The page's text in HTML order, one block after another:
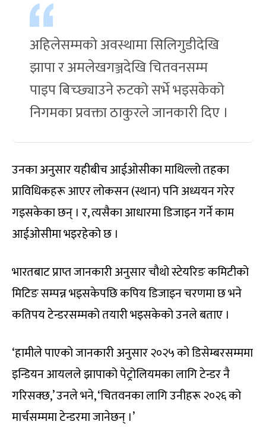
अहिलेसम्मको अवस्थामा सिलिगुडीदेखि
झापा र अमलेखगञ्जदेखि चितवनसम्म
पाइप बिच्छ्याउने रुटको सर्भे भइसकेको
निगमका प्रवक्ता ठाकुरले जानकारी दिए ।
उनका अनुसार यहीबीच आईओसीका माथिल्लो तहका
प्राविधिकहरू आएर लोकसन (स्थान) पनि अध्ययन गरेर
गइसकेका छन् । र, त्यसैका आधारमा डिजाइन गर्ने काम
आईओसीमा भइरहेको छ ।
भारतबाट प्राप्त जानकारी अनुसार चौथो स्टेयरिङ कमिटीको
मिटिङ सम्पन्न भइसकेपछि कपिय डिजाइन चरणमा छ भने
कतिपय टेन्डरसम्मको तयारी भइसकेको उनले बताए ।
‘हामीले पाएको जानकारी अनुसार २०२५ को डिसेम्बरसम्ममा
इन्डियन आयलले झापाको पेट्रोलियमका लागि टेन्डर नै
गरिसक्छ,’ उनले भने, ‘चितवनका लागि उनीहरू २०२६ को
मार्चसम्ममा टेन्डरमा जानेछन् ।’